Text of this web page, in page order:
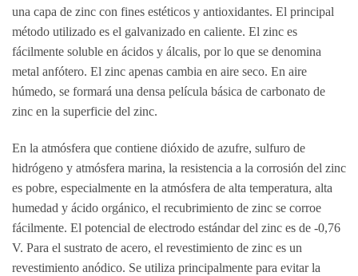
una capa de zinc con fines estéticos y antioxidantes. El principal
método utilizado es el galvanizado en caliente. El zinc es
fácilmente soluble en ácidos y álcalis, por lo que se denomina
metal anfótero. El zinc apenas cambia en aire seco. En aire
húmedo, se formará una densa película básica de carbonato de
zinc en la superficie del zinc.
En la atmósfera que contiene dióxido de azufre, sulfuro de
hidrógeno y atmósfera marina, la resistencia a la corrosión del zinc
es pobre, especialmente en la atmósfera de alta temperatura, alta
humedad y ácido orgánico, el recubrimiento de zinc se corroe
fácilmente. El potencial de electrodo estándar del zinc es de -0,76
V. Para el sustrato de acero, el revestimiento de zinc es un
revestimiento anódico. Se utiliza principalmente para evitar la